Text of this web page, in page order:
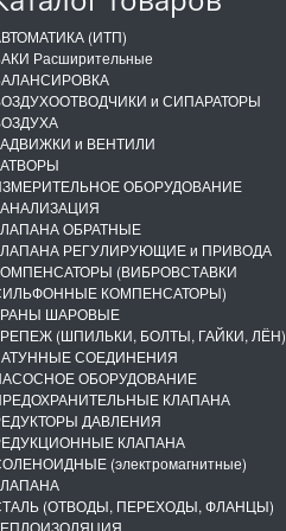
(ИТП)
Расширительные
и СИПАРАТОРЫ
и ВЕНТИЛИ
ОБОРУДОВАНИЕ
ОБРАТНЫЕ
РЕГУЛИРУЮЩИЕ и ПРИВОДА
(ВИБРОВСТАВКИ
КОМПЕНСАТОРЫ)
ШАРОВЫЕ
(ШПИЛЬКИ, БОЛТЫ, ГАЙКИ, ЛЁН)
СОЕДИНЕНИЯ
ОБОРУДОВАНИЕ
КЛАПАНА
ДАВЛЕНИЯ
КЛАПАНА
(электромагнитные)
(ОТВОДЫ, ПЕРЕХОДЫ, ФЛАНЦЫ)